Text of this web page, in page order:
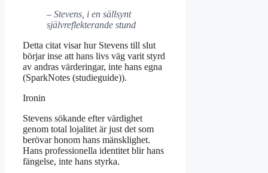
– Stevens, i en sällsynt
självreflekterande stund
Detta citat visar hur Stevens till slut
börjar inse att hans livs väg varit styrd
av andras värderingar, inte hans egna
(SparkNotes (studieguide)).
Ironin
Stevens sökande efter värdighet
genom total lojalitet är just det som
berövar honom hans mänsklighet.
Hans professionella identitet blir hans
fängelse, inte hans styrka.